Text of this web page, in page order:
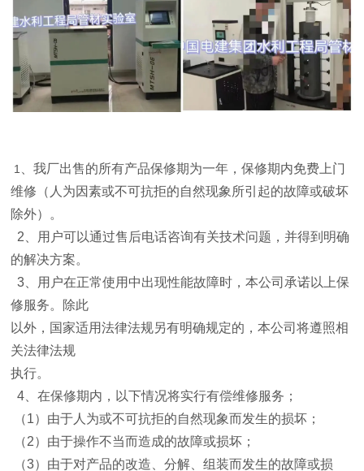
1
、我厂出售的所有产品保修期为一年，保修期内免费上门
维修（人为因素或不可抗拒的自然现象所引起的故障或破坏
除外）。
2 、用户可以通过售后电话咨询有关技术问题，并得到明确
的解决方案。
3 、用户在正常使用中出现性能故障时，本公司承诺以上保
修服务。除此
以外，国家适用法律法规另有明确规定的，本公司将遵照相
关法律法规
执行。
4 、在保修期内，以下情况将实行有偿维修服务；
（1）由于人为或不可抗拒的自然现象而发生的损坏；
（2）由于操作不当而造成的故障或损坏；
（3）由于对产品的改造、分解、组装而发生的故障或损